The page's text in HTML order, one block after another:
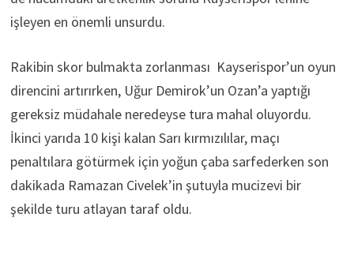
işleyen en önemli unsurdu.
Rakibin skor bulmakta zorlanması Kayserispor’un oyun
direncini artırırken, Uğur Demirok’un Ozan’a yaptığı
gereksiz müdahale neredeyse tura mahal oluyordu.
İkinci yarıda 10 kişi kalan Sarı kırmızılılar, maçı
penaltılara götürmek için yoğun çaba sarfederken son
dakikada Ramazan Civelek’in şutuyla mucizevi bir
şekilde turu atlayan taraf oldu.